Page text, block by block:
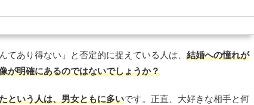
てあり得ない」と否定的に捉えている人は、 結婚への憧れが
が明確にあるのではないでしょうか？
という人は、男女ともに多いです。正直、大好きな相手と何